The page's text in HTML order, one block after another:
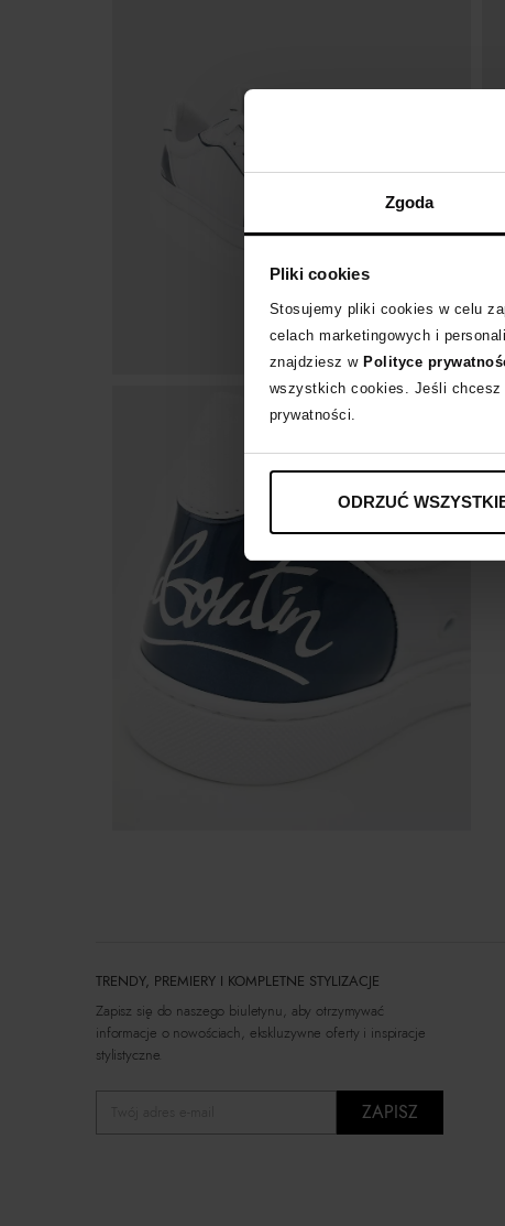
Zgoda
Pliki cookies
Stosujemy pliki cookies w celu
celach marketingowych i
znajdziesz w Polityce
wszystkich cookies. Jeśli chcesz
prywatności.
ODRZUĆ
TRENDY, PREMIERY I KOMPLETNE STYLIZACJE
Zapisz się do naszego biuletynu, aby otrzymywać
informacje o nowościach, ekskluzywne oferty i inspiracje
stylistyczne.
ZAPISZ